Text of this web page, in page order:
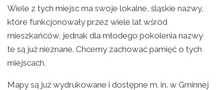
Wiele z tych miejsc ma swoje lokalne, śląskie nazwy,
które funkcjonowały przez wiele lat wśród
mieszkańców, jednak dla młodego pokolenia nazwy
te są już nieznane. Chcemy zachować pamięć o tych
miejscach.
Mapy są już wydrukowane i dostępne m. in. w Gminnej